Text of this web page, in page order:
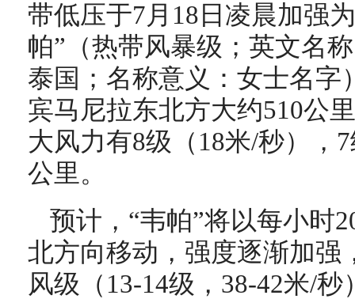
带低压于7月18日凌晨加强
帕”（热带风暴级；英文名
泰国；名称意义：女士名字
宾马尼拉东北方大约510公
大风力有8级（18米/秒），
公里。
预计，“韦帕”将以每小时
北方向移动，强度逐渐加强
风级（13-14级，38-42米/